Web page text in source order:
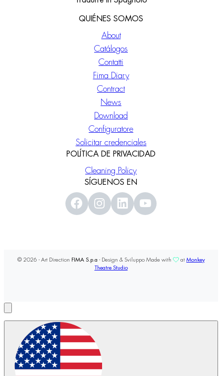
QUIÉNES SOMOS
About
Catálogos
Contatti
Fima Diary
Contract
News
Download
Configuratore
Solicitar credenciales
POLÍTICA DE PRIVACIDAD
Cleaning Policy
SÍGUENOS EN
© 2026 - Art Direction FIMA S.p.a - Design & Sviluppo Made with at Monkey
Theatre Studio